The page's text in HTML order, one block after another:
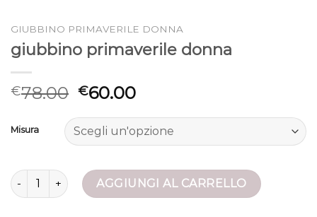
GIUBBINO PRIMAVERILE DONNA
giubbino primaverile donna
€78.00 €60.00
Misura
giubbino primaverile donna quantità
AGGIUNGI AL CARRELLO